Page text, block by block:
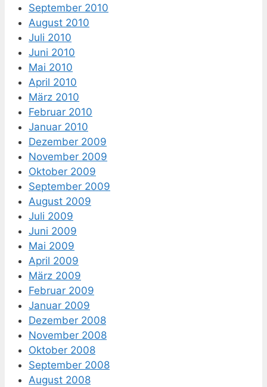
September 2010
August 2010
Juli 2010
Juni 2010
Mai 2010
April 2010
März 2010
Februar 2010
Januar 2010
Dezember 2009
November 2009
Oktober 2009
September 2009
August 2009
Juli 2009
Juni 2009
Mai 2009
April 2009
März 2009
Februar 2009
Januar 2009
Dezember 2008
November 2008
Oktober 2008
September 2008
August 2008